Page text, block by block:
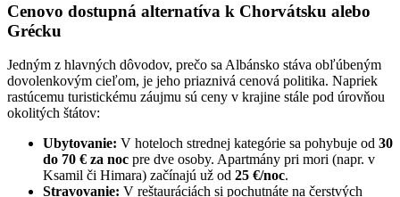
Cenovo dostupná alternatíva k Chorvátsku alebo
Grécku
Jedným z hlavných dôvodov, prečo sa Albánsko stáva obľúbeným
dovolenkovým cieľom, je jeho priaznivá cenová politika. Napriek
rastúcemu turistickému záujmu sú ceny v krajine stále pod úrovňou
okolitých štátov:
Ubytovanie: V hoteloch strednej kategórie sa pohybuje od 30
do 70 € za noc pre dve osoby. Apartmány pri mori (napr. v
Ksamil či Himara) začínajú už od 25 €/noc.
Stravovanie: V reštauráciách si pochutnáte na čerstvých